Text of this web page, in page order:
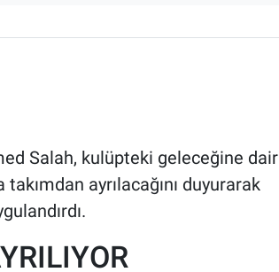
Salah, kulüpteki geleceğine dair
takımdan ayrılacağını duyurarak